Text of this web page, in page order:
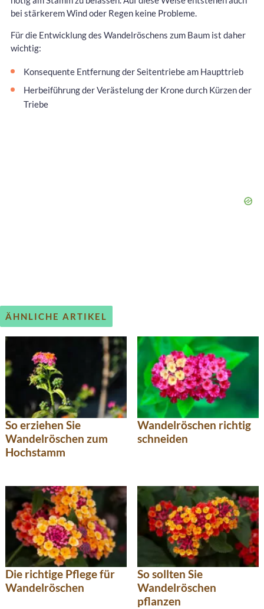
bei stärkerem Wind oder Regen keine Probleme.
Für die Entwicklung des Wandelröschens zum Baum ist daher
wichtig:
Konsequente Entfernung der Seitentriebe am Haupttrieb
Herbeiführung der Verästelung der Krone durch Kürzen der
Triebe
ÄHNLICHE ARTIKEL
So erziehen Sie
Wandelröschen zum
Hochstamm
Wandelröschen richtig
schneiden
Die richtige Pflege für
Wandelröschen
So sollten Sie
Wandelröschen
pflanzen